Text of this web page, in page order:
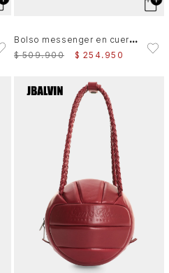
B
olso messenger en cuero para hombre
$ 509.900 $ 254. 950